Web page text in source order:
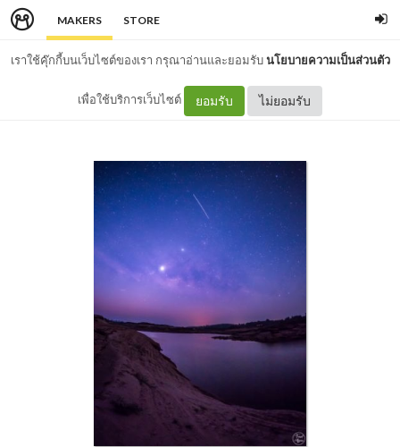
MAKERS STORE
เราใช้คุ๊กกี้บนเว็บไซต์ของเรา กรุณาอ่านและยอมรับนโยบายความเป็นส่วนตัว
เพื่อใช้บริการเว็บไซต์ ยอมรับ ไม่ยอมรับ